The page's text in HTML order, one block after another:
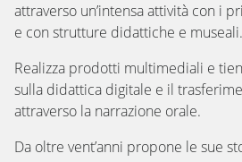
attraverso un’intensa attività con i
e con strutture didattiche e museali.
Realizza prodotti multimediali e
sulla didattica digitale e il
attraverso la narrazione orale.
Da oltre vent’anni propone le sue